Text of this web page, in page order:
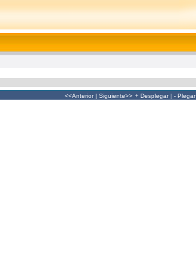
<<Anterior| Siguiente>> + Desplegar| - Plegar